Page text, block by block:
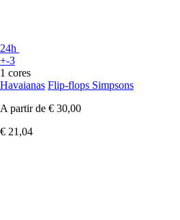
24h
+-3
1 cores
Havaianas Flip-flops Simpsons
A partir de € 30,00
€ 21,04